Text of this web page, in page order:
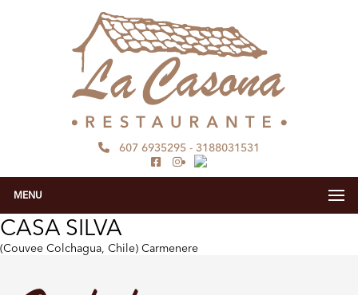
607 6935295 - 3188031531
MENU
CASA SILVA
(Couvee Colchagua, Chile) Carmenere